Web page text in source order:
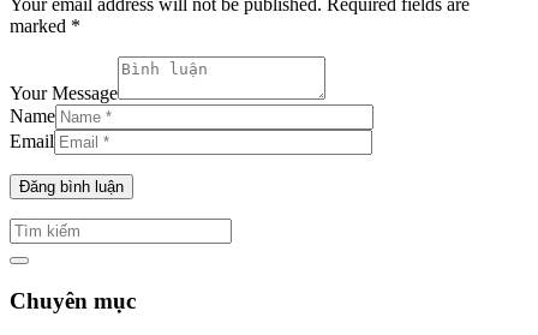
Your email address will not be published. Required fields are
marked *
Your Message
Name
Email
Chuyên mục